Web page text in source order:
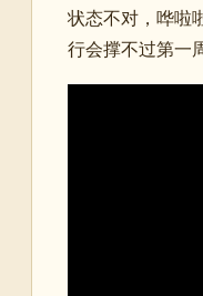
状态不对，哗啦
行会撑不过第一